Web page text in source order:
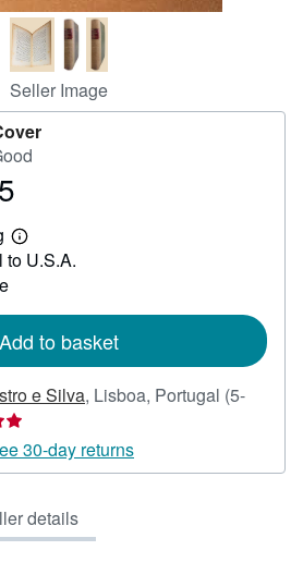
Seller Image
Learn
more
to U.S.A.
Add to basket
e Silva, Lisboa, Portugal (5-
30-day returns
details